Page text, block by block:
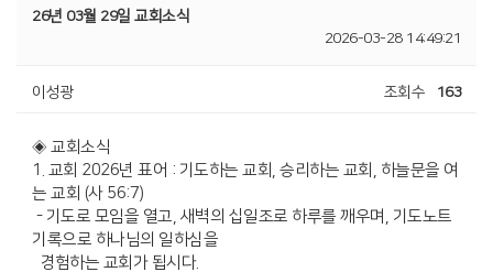
26년 03월 29일 교회소식
2026-03-28 14:49:21
이성광 조회수 163
◈ 교회소식
1. 교회 2026년 표어 : 기도하는 교회, 승리하는 교회, 하늘문을 여
는 교회 (사 56:7)
- 기도로 모임을 열고, 새벽의 십일조로 하루를 깨우며, 기도노트
기록으로 하나님의 일하심을
경험하는 교회가 됩시다.